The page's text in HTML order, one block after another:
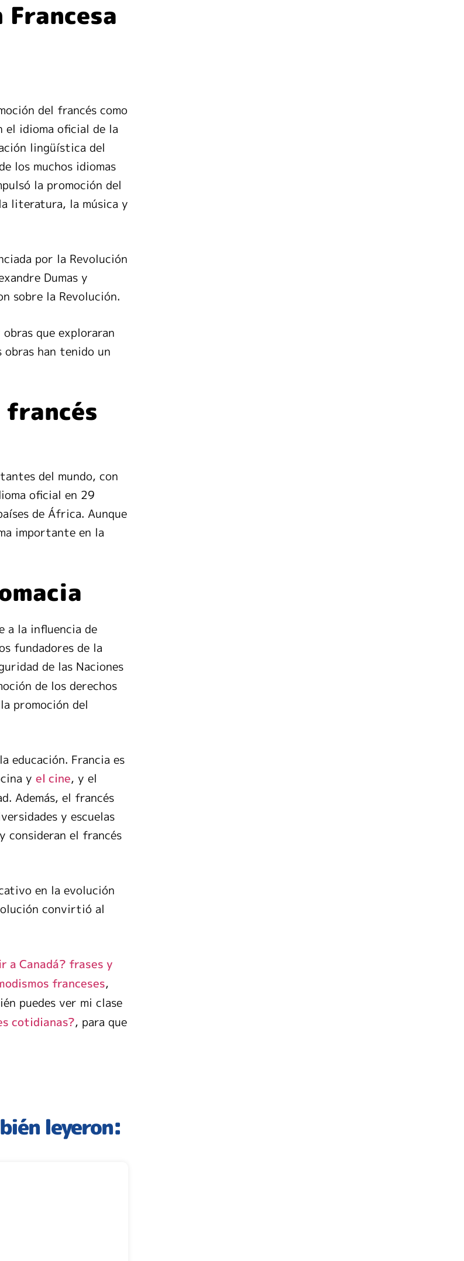
del francés como
el idioma oficial de la
lingüística del
los muchos idiomas
la promoción del
literatura, la música y
por la Revolución
Dumas y
sobre la Revolución.
que exploraran
han tenido un
francés
del mundo, con
oficial en 29
de África. Aunque
importante en la
a la influencia de
fundadores de la
de las Naciones
de los derechos
promoción del
educación. Francia es
y el cine, y el
Además, el francés
y escuelas
consideran el francés
en la evolución
convirtió al
a Canadá? frases y
franceses,
puedes ver mi clase
cotidianas?, para que
leyeron: